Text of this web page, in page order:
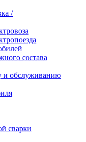
/
состава
и обслуживанию
сварки